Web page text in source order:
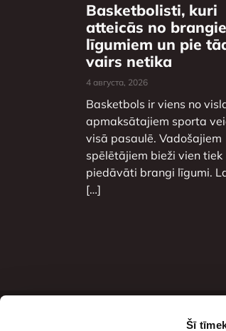
Šī
Basketbolisti, kuri
atteicās no
līgumiem un pie
vairs netika
4 августа, 2026
Basketbols ir viens no
apmaksātajiem sporta
visā pasaulē. Vadošajiem
spēlētājiem bieži vien tiek
piedāvāti brangi līgumi.
[…]